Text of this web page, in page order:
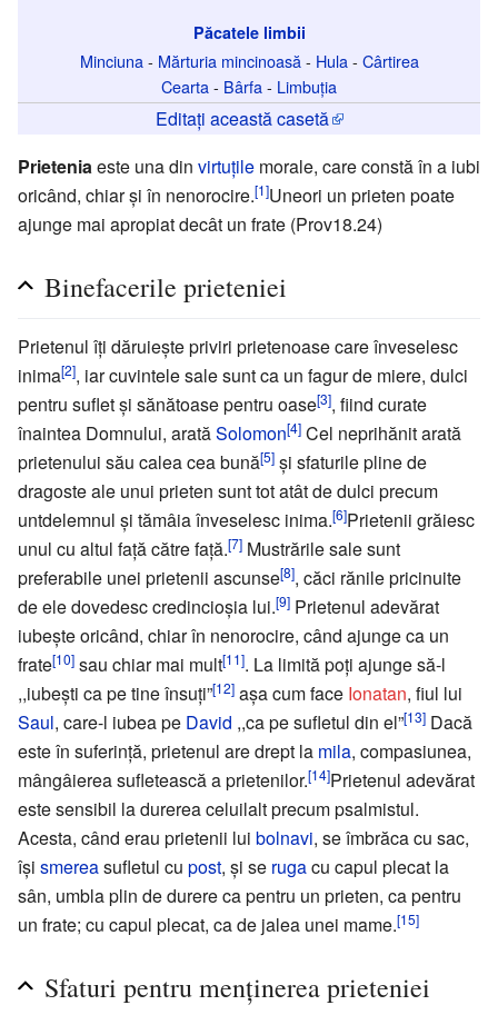
Păcatele limbii
Minciuna- Mărturia mincinoasă- Hula- Cârtirea
Cearta- Bârfa- Limbuția
Editați această casetă
Prietenia este una din virtuţile morale, care constă în a iubi
oricând, chiar şi în nenorocire.[1]Uneori un prieten poate
ajunge mai apropiat decât un frate (Prov18.24)
Binefacerile prieteniei
Prietenul îţi dăruieşte priviri prietenoase care înveselesc
inima[2], iar cuvintele sale sunt ca un fagur de miere, dulci
pentru suflet şi sănătoase pentru oase[3], fiind curate
înaintea Domnului, aratăSolomon[4] Cel neprihănit arată
prietenului său calea cea bună[5] şi sfaturile pline de
dragoste ale unui prieten sunt tot atât de dulci precum
untdelemnul şi tămâia înveselesc inima.[6]Prietenii grăiesc
unul cu altul faţă către faţă.[7] Mustrările sale sunt
preferabile unei prietenii ascunse[8], căci rănile pricinuite
de ele dovedesc credincioşia lui.[9] Prietenul adevărat
iubeşte oricând, chiar în nenorocire, când ajunge ca un
frate[10] sau chiar mai mult[11]. La limită poţi ajunge să-l
,,iubeşti ca pe tine însuţi”[12] aşa cum face Ionatan, fiul lui
Saul, care-l iubea pe David ,,ca pe sufletul din el”[13] Dacă
este în suferinţă, prietenul are drept la mila, compasiunea,
mângâierea sufletească a prietenilor.[14]Prietenul adevărat
este sensibil la durerea celuilalt precum psalmistul.
Acesta, când erau prietenii lui bolnavi, se îmbrăca cu sac,
îşi smereasufletul cu post, şi se rugacu capul plecat la
sân, umbla plin de durere ca pentru un prieten, ca pentru
un frate; cu capul plecat, ca de jalea unei mame.[15]
Sfaturi pentru menţinerea prieteniei